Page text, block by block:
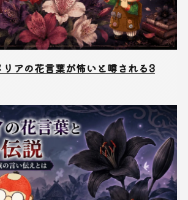
リアの花言葉が怖いと噂される3